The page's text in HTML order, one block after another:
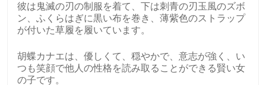
彼は鬼滅の刃の制服を着て、下は刺青の刃玉風のズボ
ン、ふくらはぎに黒い布を巻き、薄紫色のストラップ
が付いた草履を履いています。
胡蝶カナエは、優しくて、穏やかで、意志が強く、い
つも笑顔で他人の性格を読み取ることができる賢い女
の子です。